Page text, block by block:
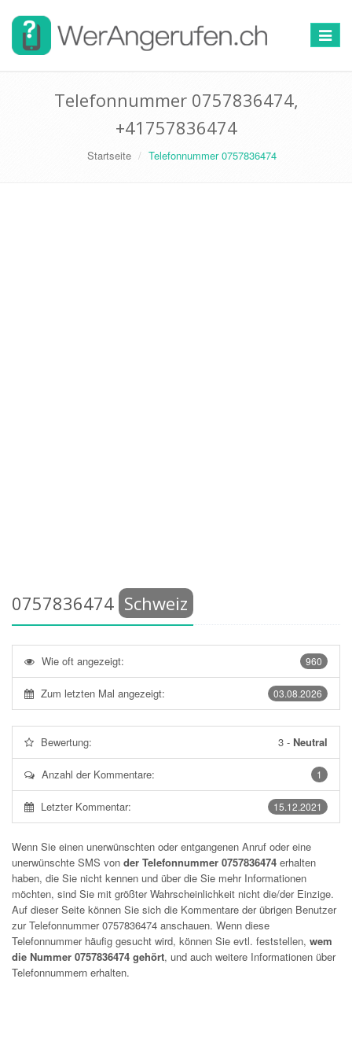
Toggle
Telefonnummer 0757836474,
+41757836474
Startseite Telefonnummer 0757836474
0757836474 Schweiz
960
Wie oft angezeigt:
03.08.2026
Zum letzten Mal angezeigt:
Bewertung: 3 - Neutral
1
Anzahl der Kommentare:
15.12.2021
Letzter Kommentar:
Wenn Sie einen unerwünschten oder entgangenen Anruf oder eine
unerwünschte SMS von der Telefonnummer 0757836474 erhalten
haben, die Sie nicht kennen und über die Sie mehr Informationen
möchten, sind Sie mit größter Wahrscheinlichkeit nicht die/der Einzige.
Auf dieser Seite können Sie sich die Kommentare der übrigen Benutzer
zur Telefonnummer0757836474 anschauen. Wenn diese
Telefonnummer häufig gesucht wird, können Sie evtl. feststellen, wem
die Nummer 0757836474 gehört, und auch weitere Informationen über
Telefonnummern erhalten.